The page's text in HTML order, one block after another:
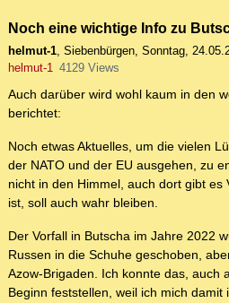
Noch eine wichtige Info zu
helmut-1, Siebenbürgen, Sonntag,
helmut-1 4129 Views
Auch darüber wird wohl kaum in den
berichtet:
Noch etwas Aktuelles, um die vielen
der NATO und der EU ausgehen, zu
nicht in den Himmel, auch dort gibt es
ist, soll auch wahr bleiben.
Der Vorfall in Butscha im Jahre 2022
Russen in die Schuhe geschoben,
Azow-Brigaden. Ich konnte das, auch
Beginn feststellen, weil ich mich